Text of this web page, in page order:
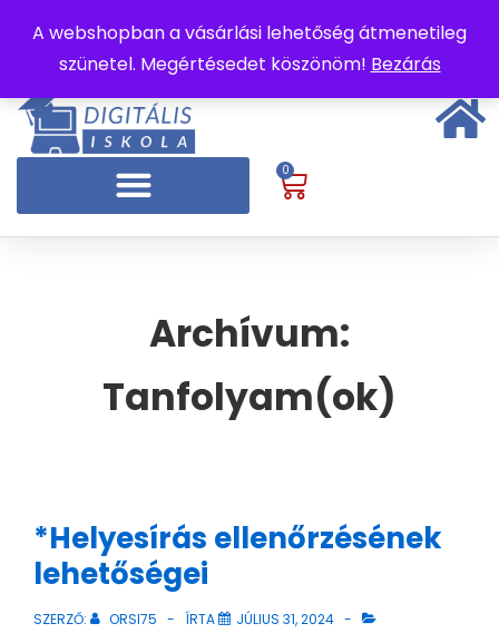
A webshopban a vásárlási lehetőség átmenetileg
szünetel. Megértésedet köszönöm! Bezárás
0
Archívum:
Tanfolyam(ok)
*Helyesírás ellenőrzésének
lehetőségei
SZERZŐ: ORSI75 ÍRTA
JÚLIUS 31, 2024